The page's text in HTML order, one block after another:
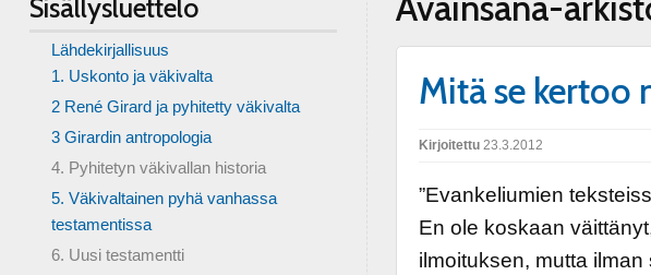
Mitä se kertoo
Kirjoitettu23.3.2012
”Evankeliumien
En ole koskaan
ilmoituksen, mutta
Sisällysluettelo
Lähdekirjallisuus
1. Uskonto ja väkivalta
2 René Girard ja pyhitetty väkivalta
3 Girardin antropologia
4. Pyhitetyn väkivallan historia
5. Väkivaltainen pyhä vanhassa
testamentissa
6. Uusi testamentti